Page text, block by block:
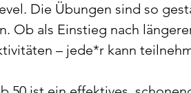
Die Übungen sind so
Ob als Einstieg nach
– jede*r kann